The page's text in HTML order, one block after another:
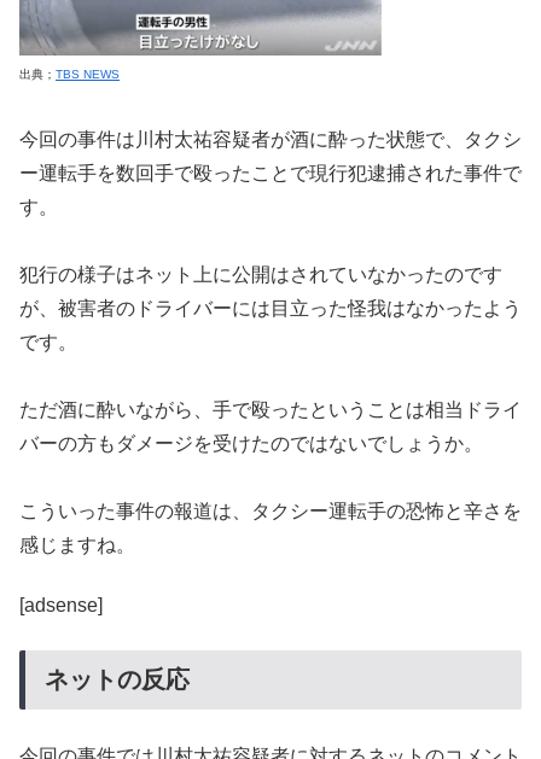
出典； TBS NEWS
今回の事件は川村太祐容疑者が酒に酔った状態で、タクシ
ー運転手を数回手で殴ったことで現行犯逮捕された事件で
す。
犯行の様子はネット上に公開はされていなかったのです
が、被害者のドライバーには目立った怪我はなかったよう
です。
ただ酒に酔いながら、手で殴ったということは相当ドライ
バーの方もダメージを受けたのではないでしょうか。
こういった事件の報道は、タクシー運転手の恐怖と辛さを
感じますね。
[adsense]
ネットの反応